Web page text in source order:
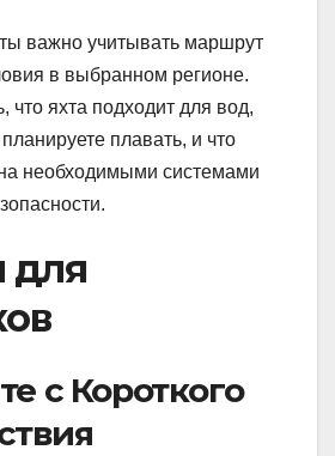
важно учитывать маршрут
в выбранном регионе.
что яхта подходит для вод,
плавать, и что
необходимыми системами
для
с Короткого